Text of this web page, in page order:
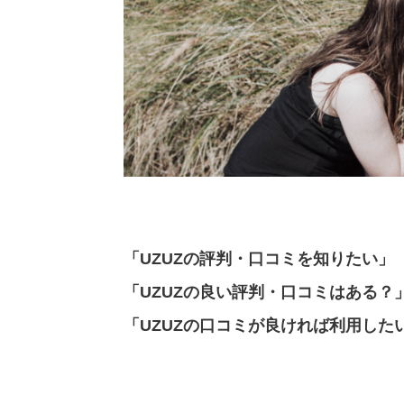
「UZUZの評判・口コミを知りたい」
「UZUZの良い評判・口コミはある？
「UZUZの口コミが良ければ利用した